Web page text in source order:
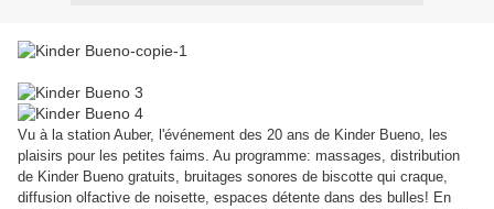
Vu à la station Auber, l'événement des 20 ans de Kinder Bueno, les
plaisirs pour les petites faims. Au programme: massages, distribution
de Kinder Bueno gratuits, bruitages sonores de biscotte qui craque,
diffusion olfactive de noisette, espaces détente dans des bulles! En